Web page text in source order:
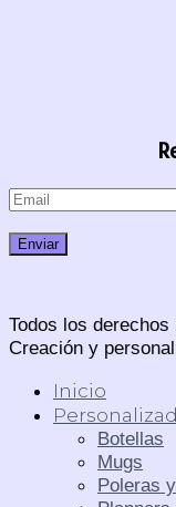
Todos los
Creación y
Inicio
Botellas
Mugs
Poleras